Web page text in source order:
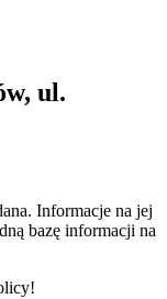
ul.
Informacje na jej
bazę informacji na